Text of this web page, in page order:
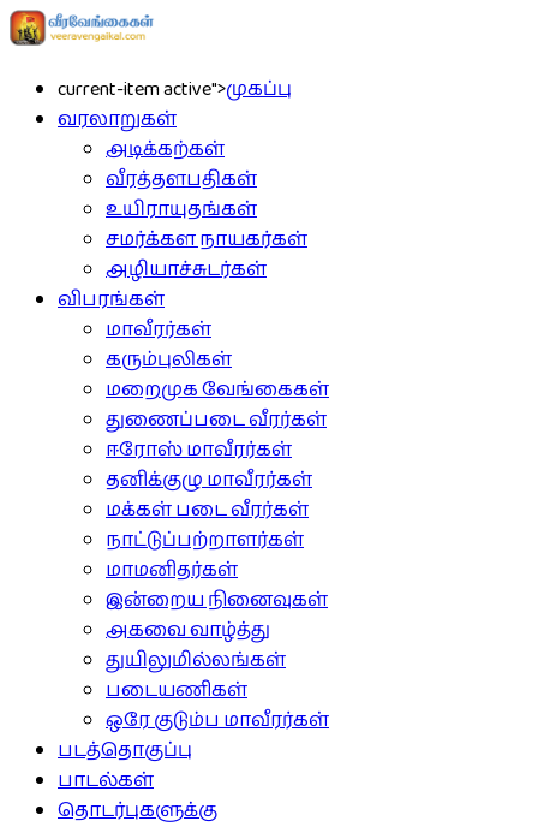
current-item active">முகப்பு
வரலாறுகள்
அடிக்கற்கள்
வீரத்தளபதிகள்
உயிராயுதங்கள்
சமர்க்கள நாயகர்கள்
அழியாச்சுடர்கள்
விபரங்கள்
மாவீரர்கள்
கரும்புலிகள்
மறைமுக வேங்கைகள்
துணைப்படை வீரர்கள்
ஈரோஸ் மாவீரர்கள்
தனிக்குழு மாவீரர்கள்
மக்கள் படை வீரர்கள்
நாட்டுப்பற்றாளர்கள்
மாமனிதர்கள்
இன்றைய நினைவுகள்
அகவை வாழ்த்து
துயிலுமில்லங்கள்
படையணிகள்
ஒரே குடும்ப மாவீரர்கள்
படத்தொகுப்பு
பாடல்கள்
தொடர்புகளுக்கு